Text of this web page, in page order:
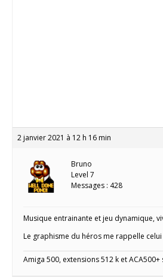
2 janvier 2021 à 12 h 16 min
Bruno
Level 7
Messages : 428
Musique entrainante et jeu dynamique,
Le graphisme du héros me rappelle
Amiga 500, extensions 512 k et ACA500+